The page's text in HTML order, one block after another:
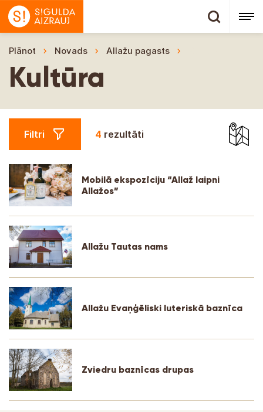
Plānot Novads Allažu pagasts
Kultūra
Filtri 4 rezultāti
Mobilā ekspozīciju “Allaž laipni
Allažos”
Allažu Tautas nams
Allažu Evaņģēliski luteriskā baznīca
Zviedru baznīcas drupas